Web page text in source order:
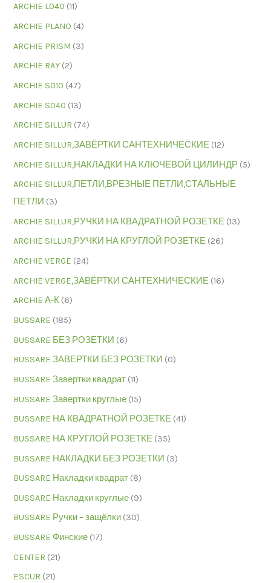
ARCHIE L040 (11)
ARCHIE PLANO (4)
ARCHIE PRISM (3)
ARCHIE RAY (2)
ARCHIE S010 (47)
ARCHIE S040 (13)
ARCHIE SILLUR (74)
ARCHIE SILLUR,ЗАВЁРТКИ САНТЕХНИЧЕСКИЕ (12)
ARCHIE SILLUR,НАКЛАДКИ НА КЛЮЧЕВОЙ ЦИЛИНДР (5)
ARCHIE SILLUR,ПЕТЛИ,ВРЕЗНЫЕ ПЕТЛИ,СТАЛЬНЫЕ
ПЕТЛИ (3)
ARCHIE SILLUR,РУЧКИ НА КВАДРАТНОЙ РОЗЕТКЕ (13)
ARCHIE SILLUR,РУЧКИ НА КРУГЛОЙ РОЗЕТКЕ (26)
ARCHIE VERGE (24)
ARCHIE VERGE,ЗАВЁРТКИ САНТЕХНИЧЕСКИЕ (16)
ARCHIE А-К (6)
BUSSARE (185)
BUSSARE БЕЗ РОЗЕТКИ (6)
BUSSARE ЗАВЕРТКИ БЕЗ РОЗЕТКИ (0)
BUSSARE Завертки квадрат (11)
BUSSARE Завертки круглые (15)
BUSSARE НА КВАДРАТНОЙ РОЗЕТКЕ (41)
BUSSARE НА КРУГЛОЙ РОЗЕТКЕ (35)
BUSSARE НАКЛАДКИ БЕЗ РОЗЕТКИ (3)
BUSSARE Накладки квадрат (8)
BUSSARE Накладки круглые (9)
BUSSARE Ручки – защёлки (30)
BUSSARE Финские (17)
CENTER (21)
ESCUR (21)